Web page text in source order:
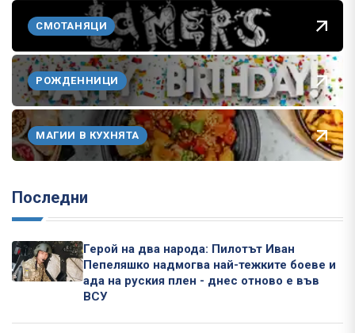
СМОТАНЯЦИ
РОЖДЕННИЦИ
МАГИИ В КУХНЯТА
Последни
Герой на два народа: Пилотът Иван
Пепеляшко надмогва най-тежките боеве и
ада на руския плен - днес отново е във
ВСУ